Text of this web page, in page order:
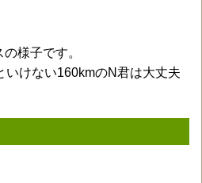
様子です。
いけない160kmのN君は大丈夫